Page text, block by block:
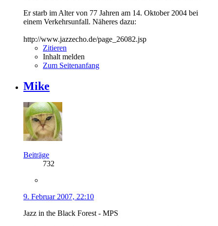
Er starb im Alter von 77 Jahren am 14. Oktober 2004 bei
einem Verkehrsunfall. Näheres dazu:
http://www.jazzecho.de/page_26082.jsp
Zitieren
Inhalt melden
Zum Seitenanfang
Mike
Beiträge
732
9. Februar 2007, 22:10
Jazz in the Black Forest - MPS